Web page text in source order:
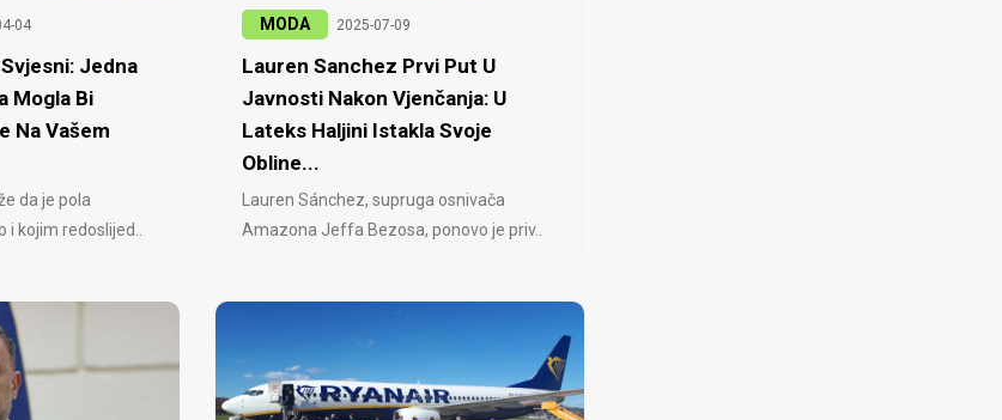
04
Jedna
Mogla Bi
Na Vašem
da je pola
i kojim redoslijed..
MODA 2025-07-09
Lauren Sanchez Prvi Put U
Javnosti Nakon Vjenčanja: U
Lateks Haljini Istakla Svoje
Obline...
Lauren Sánchez, supruga osnivača
Amazona Jeffa Bezosa, ponovo je priv..